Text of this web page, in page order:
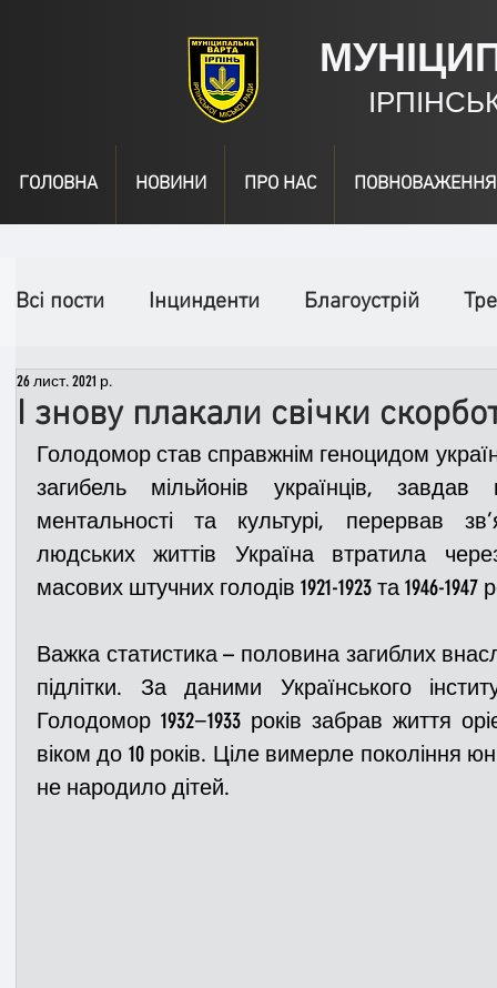
ГОЛОВНА НОВИНИ ПРО НАС ПОВНОВАЖЕННЯ
Всі пости Інцинденти Благоустрій
День народження
Спільні заходи Надзвичайні заходи
Медицина Новини ДТП
Адмінпротокол Свята Поліція
Війна Розмінування Добровільна
І знову плакали свічки
26 лист. 2021 р.
Голодомор став справжнім геноцидом
загибель мільйонів українців,
ментальності та культурі, перервав
людських життів Україна втратила
масових штучних голодів 1921-1923 та 1946-1947
Важка статистика – половина загиблих
підлітки. За даними Українського
Голодомор 1932−1933 років забрав життя
віком до 10 років. Ціле вимерле покоління
не народило дітей.